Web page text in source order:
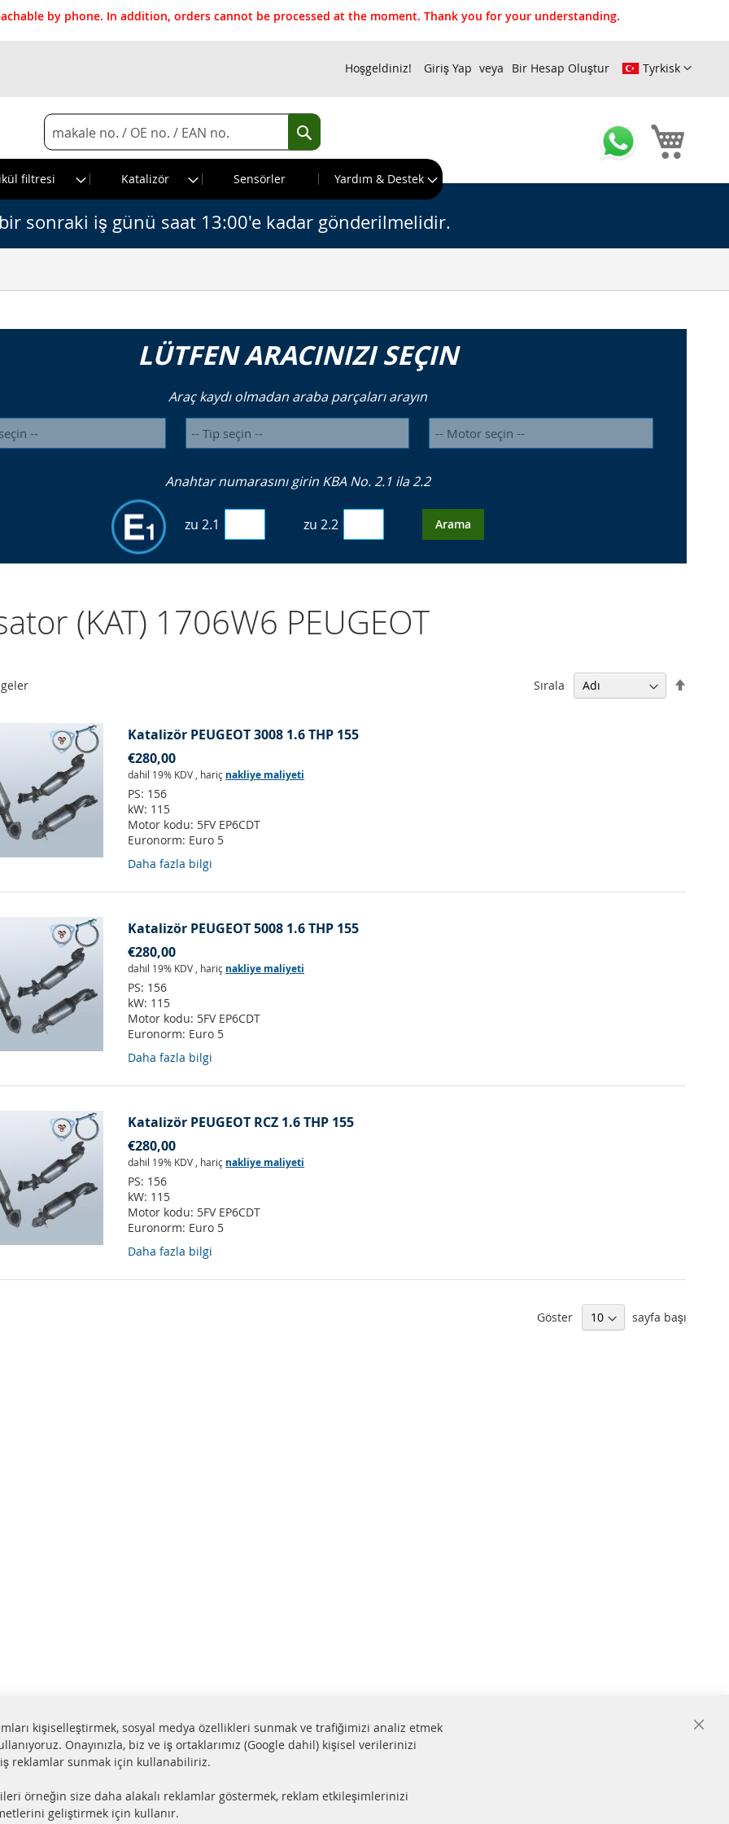
by phone. In addition, orders cannot be processed at the moment. Thank you for your understanding.
Tyrkisk
Hoşgeldiniz! Giriş Yap Bir Hesap Oluştur
Search
Search
filtresi
Katalizör Sensörler Yardım & Destek
sonraki iş günü saat 13:00'e kadar gönderilmelidir.
LÜTFEN ARACINIZI SEÇIN
Araç kaydı olmadan araba parçaları arayın
Anahtar numarasını girin KBA No. 2.1 ila 2.2
zu 2.1 zu 2.2 Arama
(KAT) 1706W6 PEUGEOT
Sırala
Katalizör PEUGEOT 3008 1.6 THP 155
€280,00
dahil 19% KDV , hariç nakliye maliyeti
PS: 156
kW: 115
Motor kodu: 5FV EP6CDT
Euronorm: Euro 5
Daha fazla bilgi
Katalizör PEUGEOT 5008 1.6 THP 155
€280,00
dahil 19% KDV , hariç nakliye maliyeti
PS: 156
kW: 115
Motor kodu: 5FV EP6CDT
Euronorm: Euro 5
Daha fazla bilgi
Katalizör PEUGEOT RCZ 1.6 THP 155
€280,00
dahil 19% KDV , hariç nakliye maliyeti
PS: 156
kW: 115
Motor kodu: 5FV EP6CDT
Euronorm: Euro 5
Daha fazla bilgi
Göster sayfa başı
içerisinde gönderim
stokta bulunmaktadır
Tüm parçalar sertifikalı ve
e-mark ile homologe edilmiştir
Close
kişiselleştirmek, sosyal medya özellikleri sunmak ve trafiğimizi analiz etmek
Onayınızla, biz ve iş ortaklarımız (Google dahil) kişisel verilerinizi
reklamlar sunmak için kullanabiliriz.
örneğin size daha alakalı reklamlar göstermek, reklam etkileşimlerinizi
geliştirmek için kullanır.